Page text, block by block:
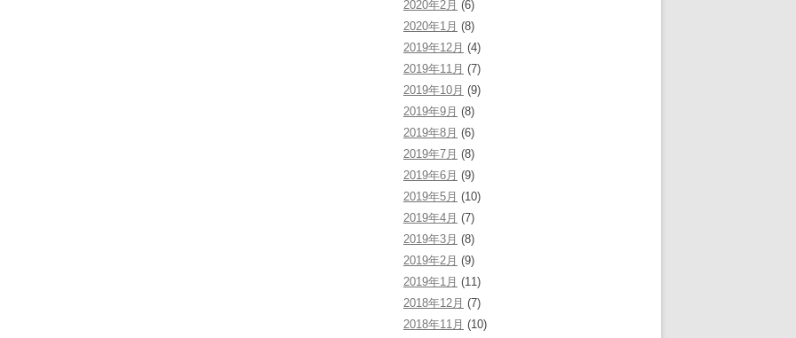
2020年2月 (6)
2020年1月 (8)
2019年12月 (4)
2019年11月 (7)
2019年10月 (9)
2019年9月 (8)
2019年8月 (6)
2019年7月 (8)
2019年6月 (9)
2019年5月 (10)
2019年4月 (7)
2019年3月 (8)
2019年2月 (9)
2019年1月 (11)
2018年12月 (7)
2018年11月 (10)